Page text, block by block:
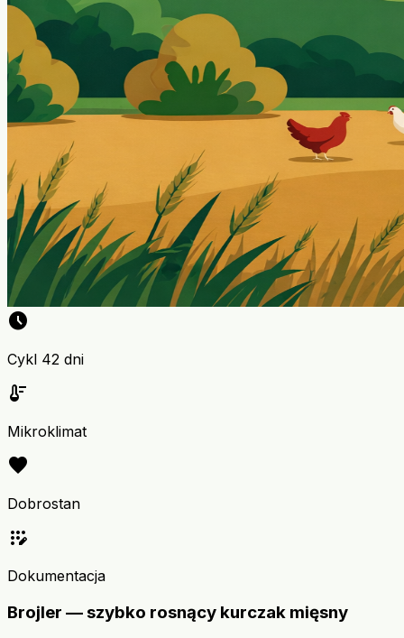
schedule
Cykl 42 dni
thermostat
Mikroklimat
favorite
Dobrostan
app_registration
Dokumentacja
Brojler — szybko rosnący kurczak mięsny